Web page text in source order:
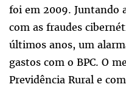
foi em 2009. Juntando
com as fraudes
últimos anos, um
gastos com o BPC. O
Previdência Rural e